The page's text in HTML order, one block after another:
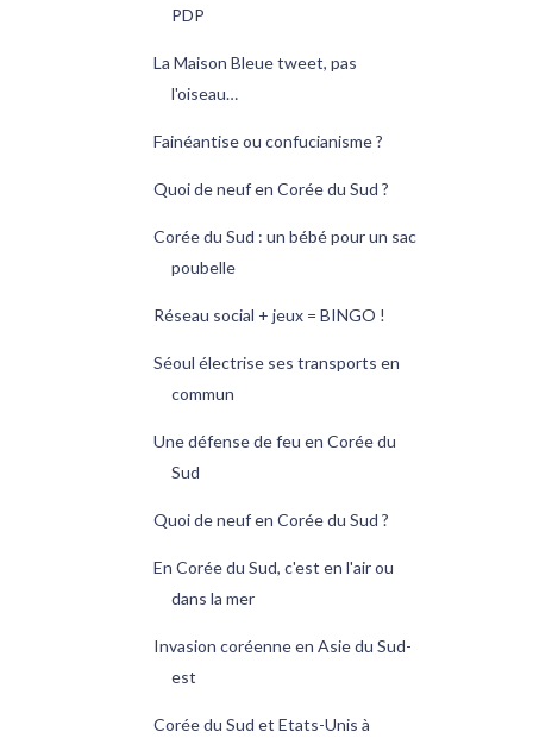
PDP
La Maison Bleue tweet, pas
l'oiseau…
Fainéantise ou confucianisme ?
Quoi de neuf en Corée du Sud ?
Corée du Sud : un bébé pour un sac
poubelle
Réseau social + jeux = BINGO !
Séoul électrise ses transports en
commun
Une défense de feu en Corée du
Sud
Quoi de neuf en Corée du Sud ?
En Corée du Sud, c'est en l'air ou
dans la mer
Invasion coréenne en Asie du Sud-
est
Corée du Sud et Etats-Unis à